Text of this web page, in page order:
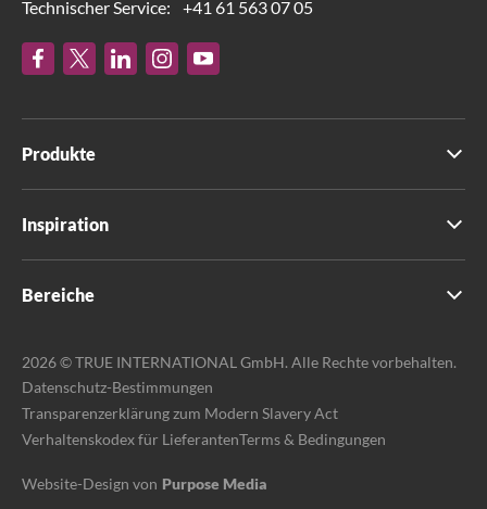
Technischer Service:
+41 61 563 07 05
Produkte
Inspiration
Bereiche
2026 © TRUE INTERNATIONAL GmbH. Alle Rechte vorbehalten.
Datenschutz-Bestimmungen
Transparenzerklärung zum Modern Slavery Act
Verhaltenskodex für LieferantenTerms & Bedingungen
Website-Design von Purpose Media